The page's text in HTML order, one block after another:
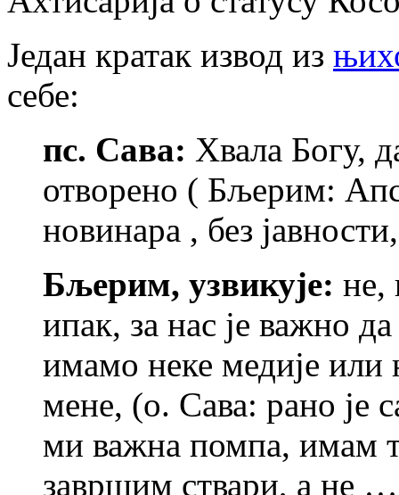
Један кратак извод из
себе:
пс. Сава: Хвала Богу,
отворено ( Бљерим:
новинара , без
Бљерим, узвикује: не,
ипак, за нас је важно
имамо неке медије или
мене, (о. Сава: рано је
ми важна помпа, имам
завршим ствари, а не